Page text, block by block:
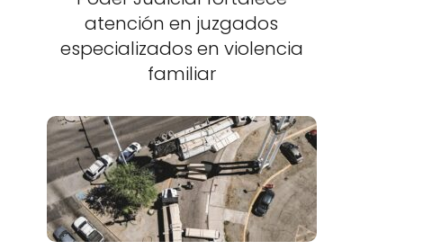
atención en juzgados
especializados en violencia
familiar